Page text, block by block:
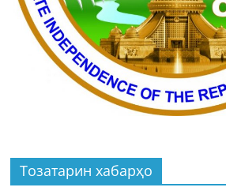
Тозатарин хабарҳо